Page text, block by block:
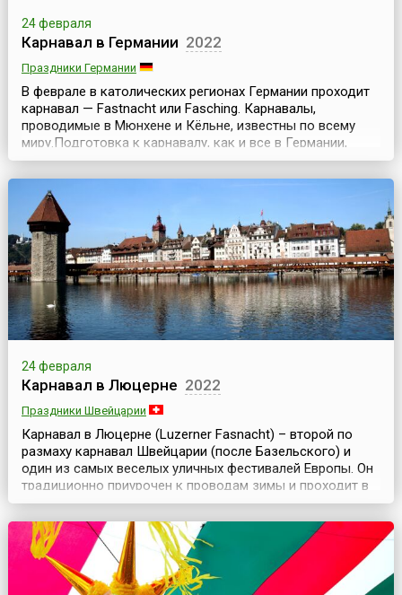
24 февраля
Карнавал в Германии 2022
Праздники Германии
В феврале в католических регионах Германии проходит
карнавал — Fastnacht или Fasching. Карнавалы,
проводимые в Мюнхене и Кёльне, известны по всему
миру.Подготовка к карнавалу, как и все в Германии,
начинается загодя, еще в ноябре. 11 ноября в 11 часов
11 минут по всей стране проходят первые собрания
активистов карнавала, и официально объявляется
начало 5 времени года — карнавала. В этот день н...
24 февраля
Карнавал в Люцерне 2022
Праздники Швейцарии
Карнавал в Люцерне (Luzerner Fasnacht) – второй по
размаху карнавал Швейцарии (после Базельского) и
один из самых веселых уличных фестивалей Европы. Он
традиционно приурочен к проводам зимы и проходит в
преддверии Великого поста в течение 6 дней, его еще
называют Швейцарской Масленицей.Каждый год в
конце зимы этот веселый карнавал выплескивается на
улицы и площади старого города Люцерна – толп...